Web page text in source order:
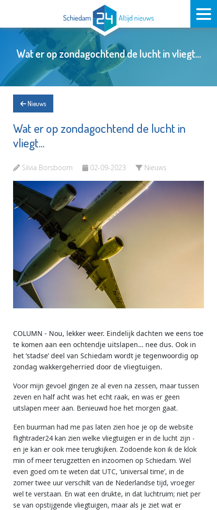
Wat er op zondagochtend de lucht in vliegt...
Nieuws
Wat er op zondagochtend de lucht in
vliegt...
Silvia Borsboom 02-09-2023 Nieuws
COLUMN - Nou, lekker weer. Eindelijk dachten we eens toe
te komen aan een ochtendje uitslapen… nee dus. Ook in
het ‘stadse’ deel van Schiedam wordt je tegenwoordig op
zondag wakkergeherried door de vliegtuigen.
Voor mijn gevoel gingen ze al even na zessen, maar tussen
zeven en half acht was het echt raak, en was er geen
uitslapen meer aan. Benieuwd hoe het morgen gaat.
Een buurman had me pas laten zien hoe je op de website
flightrader24 kan zien welke vliegtuigen er in de lucht zijn -
en je kan er ook mee terugkijken. Zodoende kon ik de klok
min of meer terugzetten en inzoomen op Schiedam. Wel
even goed om te weten dat UTC, ‘universal time’, in de
zomer twee uur verschilt van de Nederlandse tijd, vroeger
wel te verstaan. En wat een drukte, in dat luchtruim; niet per
se van opstijgende vliegtuigen, maar als je ziet wat er